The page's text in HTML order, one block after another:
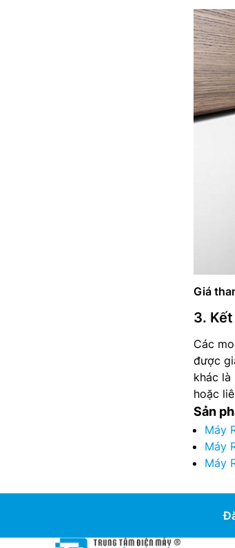
Giá
3.
Các
được
khác là
hoặc
Sản
Máy
Máy
Máy